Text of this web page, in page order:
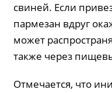
свиней. Если
пармезан вдруг
может
также через
Отмечается, что